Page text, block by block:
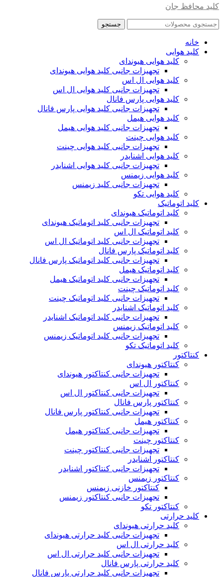
کلید محافظ جان
جستجو
خانه
کلید هوایی
کلید هوایی هیوندای
تجهیزات جانبی کلید هوایی هیوندای
کلید هوایی ال اس
تجهیزات جانبی کلید هوایی ال اس
کلید هوایی پارس فانال
تجهیزات جانبی کلید هوایی پارس فانال
کلید هوایی هیمل
تجهیزات جانبی کلید هوایی هیمل
کلید هوایی چینت
تجهیزات جانبی کلید هوایی چینت
کلید هوایی اشنایدر
تجهیزات جانبی کلید هوایی اشنایدر
کلید هوایی زیمنس
تجهیزات جانبی کلید زیمنس
کلید هوایی تکو
کلید اتوماتیک
کلید اتوماتیک هیوندای
تجهیزات جانبی کلید اتوماتیک هیوندای
کلید اتوماتیک ال اس
تجهیزات جانبی کلید اتوماتیک ال اس
کلید اتوماتیک پارس فانال
تجهیزات جانبی کلید اتوماتیک پارس فانال
کلید اتوماتیک هیمل
تجهیزات جانبی کلید اتوماتیک هیمل
کلید اتوماتیک چینت
تجهیزات جانبی کلید اتوماتیک چینت
کلید اتوماتیک اشنایدر
تجهیزات جانبی کلید اتوماتیک اشنایدر
کلید اتوماتیک زیمنس
تجهیزات جانبی کلید اتوماتیک زیمنس
کلید اتوماتیک تکو
کنتاکتور
کنتاکتور هیوندای
تجهیزات جانبی کنتاکتور هیوندای
کنتاکتور ال اس
تجهیزات جانبی کنتاکتور ال اس
کنتاکتور پارس فانال
تجهیزات جانبی کنتاکتور پارس فانال
کنتاکتور هیمل
تجهیزات جانبی کنتاکتور هیمل
کنتاکتور چینت
تجهیزات جانبی کنتاکتور چینت
کنتاکتور اشنایدر
تجهیزات جانبی کنتاکتور اشنایدر
کنتاکتور زیمنس
کنتاکتور خازنی زیمنس
تجهیزات جانبی کنتاکتور زیمنس
کنتاکتور تکو
کلید حرارتی
کلید حرارتی هیوندای
تجهیزات جانبی کلید حرارتی هیوندای
کلید حرارتی ال اس
تجهیزات جانبی کلید حرارتی ال اس
کلید حرارتی پارس فانال
تجهیزات جانبی کلید حرارتی پارس فانال